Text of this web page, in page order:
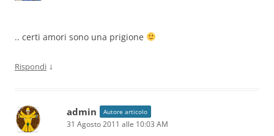
.. certi amori sono una prigione
Rispondi ↓
admin Autore articolo
31 Agosto 2011 alle 10:03 AM